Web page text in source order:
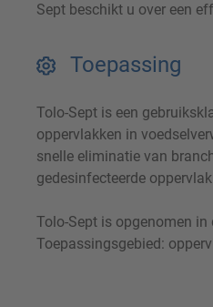
Sept beschikt u over een
Toepassing
Tolo-Sept is een
oppervlakken in
snelle eliminatie van
gedesinfecteerde
Tolo-Sept is opgenomen in
Toepassingsgebied: